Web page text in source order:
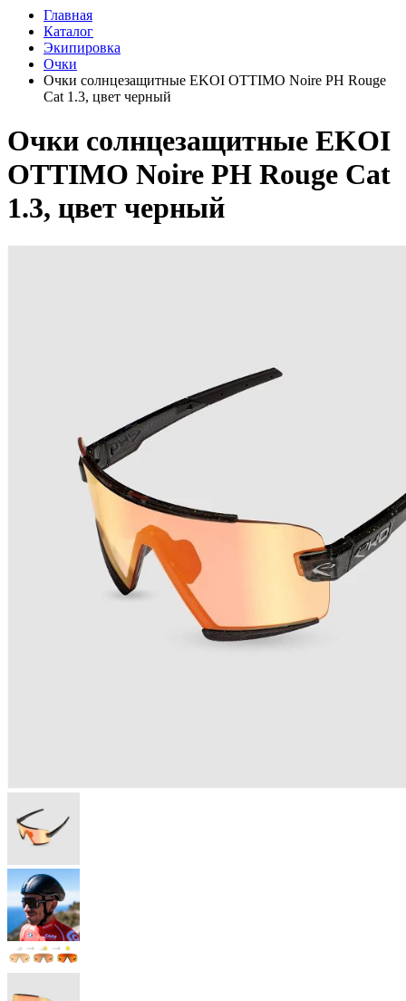
Главная
Каталог
Экипировка
Очки
Очки солнцезащитные EKOI OTTIMO Noire PH Rouge
Cat 1.3, цвет черный
Очки солнцезащитные EKOI
OTTIMO Noire PH Rouge Cat
1.3, цвет черный